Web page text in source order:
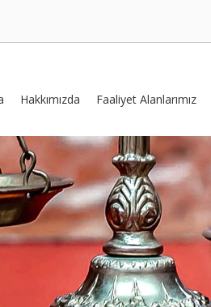
Hakkımızda Faaliyet Alanlarımız